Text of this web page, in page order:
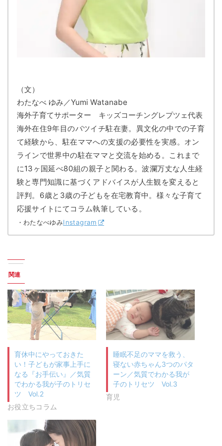
（文）
わたなべ ゆみ／Yumi Watanabe
海外子育てサポーター キッズコーチングレプツェ代表
海外在住9年目のバツイチ駐在妻。異文化の中での子育
て経験から、駐在ママへの支援の必要性を実感。オン
ラインで世界中の駐在ママと交流を始める。これまで
に13ヶ国延べ80組の親子と関わる。波瀾万丈な人生経
験と専門知識に基づくアドバイスが人生観を変えると
評判。6歳と3歳の子どもを在宅教育中。様々な子育て
応援サイトにてコラム執筆している。
・わたなべゆみInstagram
関連
育休中にやっておきた
い！子どもが家事上手に
なる『お手伝い』／気質
でわかる我が子のトリセ
ツ Vol.2
お役立ちコラム
睡眠不足のママを救う、
寝ない赤ちゃん3つのパタ
ーン／気質でわかる我が
子のトリセツ Vol.3
育児